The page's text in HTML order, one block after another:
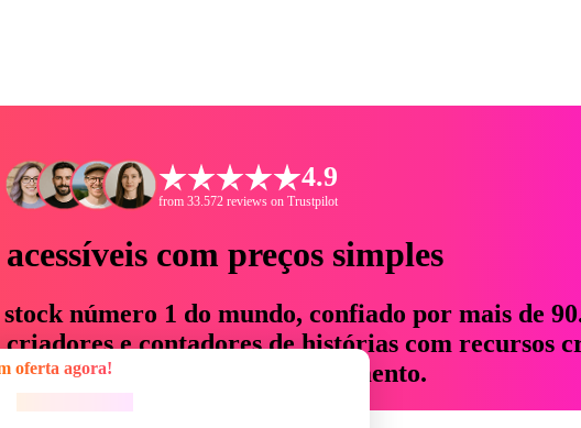
4.9
from 33.572 reviews on Trustpilot
com preços simples
número 1 do mundo, confiado por mais de
e contadores de histórias com recursos
até 76% em tempo e orçamento.
agora!